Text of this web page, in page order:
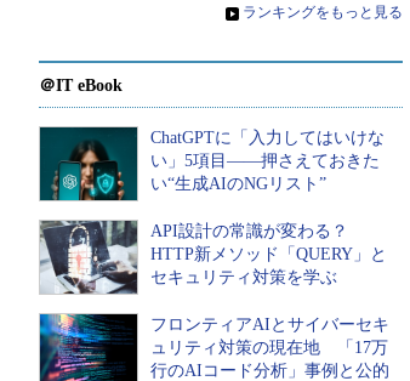
» ランキングをもっと見る
＠IT eBook
ChatGPTに「入力してはいけな
い」5項目――押さえておきた
い“生成AIのNGリスト”
API設計の常識が変わる？
HTTP新メソッド「QUERY」と
セキュリティ対策を学ぶ
フロンティアAIとサイバーセキ
ュリティ対策の現在地 「17万
行のAIコード分析」事例と公的